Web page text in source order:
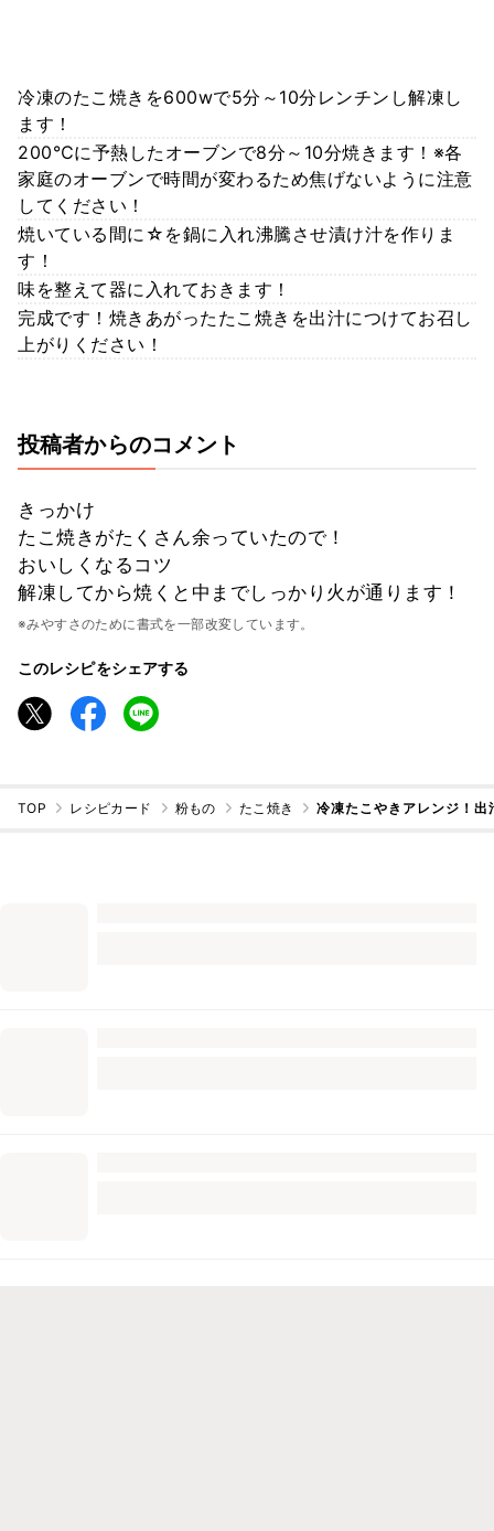
冷凍のたこ焼きを600wで5分～10分レンチンし解凍し
ます！
200℃に予熱したオーブンで8分～10分焼きます！※各
家庭のオーブンで時間が変わるため焦げないように注意
してください！
焼いている間に☆を鍋に入れ沸騰させ漬け汁を作りま
す！
味を整えて器に入れておきます！
完成です！焼きあがったたこ焼きを出汁につけてお召し
上がりください！
投稿者からのコメント
きっかけ
たこ焼きがたくさん余っていたので！
おいしくなるコツ
解凍してから焼くと中までしっかり火が通ります！
※みやすさのために書式を一部改変しています。
このレシピをシェアする
TOP レシピカード 粉もの たこ焼き 冷凍たこやきアレンジ！